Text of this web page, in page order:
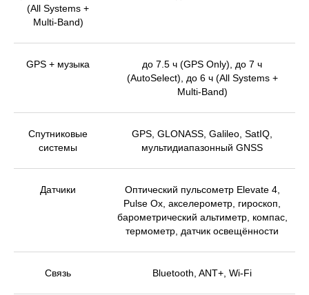
(All Systems +
Multi-Band)
GPS + музыка
до 7.5 ч (GPS Only), до 7 ч
(AutoSelect), до 6 ч (All Systems +
Multi-Band)
Спутниковые
системы
GPS, GLONASS, Galileo, SatIQ,
мультидиапазонный GNSS
Датчики
Оптический пульсометр Elevate 4,
Pulse Ox, акселерометр, гироскоп,
барометрический альтиметр, компас,
термометр, датчик освещённости
Связь Bluetooth, ANT+, Wi-Fi